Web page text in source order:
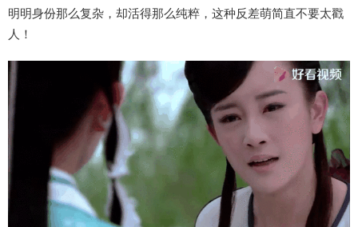
明明身份那么复杂，却活得那么纯粹，这种反差萌简直不要太戳
人！